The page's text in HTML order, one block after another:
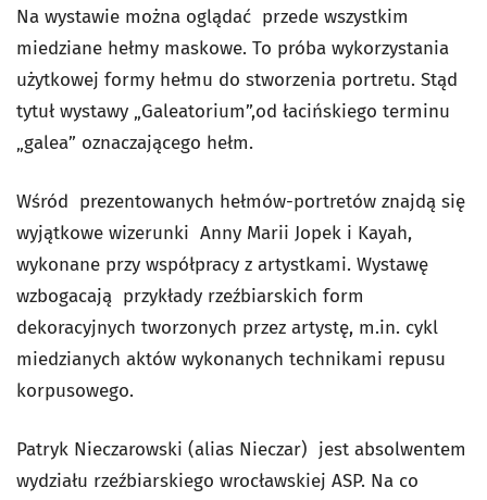
Na wystawie można oglądać przede wszystkim
miedziane hełmy maskowe. To próba wykorzystania
użytkowej formy hełmu do stworzenia portretu. Stąd
tytuł wystawy „Galeatorium”,od łacińskiego terminu
„galea” oznaczającego hełm.
Wśród prezentowanych hełmów-portretów znajdą się
wyjątkowe wizerunki Anny Marii Jopek i Kayah,
wykonane przy współpracy z artystkami. Wystawę
wzbogacają przykłady rzeźbiarskich form
dekoracyjnych tworzonych przez artystę, m.in. cykl
miedzianych aktów wykonanych technikami repusu
korpusowego.
Patryk Nieczarowski (alias Nieczar) jest absolwentem
wydziału rzeźbiarskiego wrocławskiej ASP. Na co